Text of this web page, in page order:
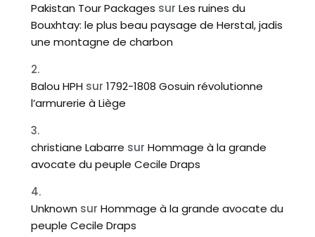
Pakistan Tour Packages sur Les ruines du
Bouxhtay: le plus beau paysage de Herstal, jadis
une montagne de charbon
Balou HPH sur 1792-1808 Gosuin révolutionne
l’armurerie à Liège
christiane Labarre sur Hommage à la grande
avocate du peuple Cecile Draps
Unknown sur Hommage à la grande avocate du
peuple Cecile Draps